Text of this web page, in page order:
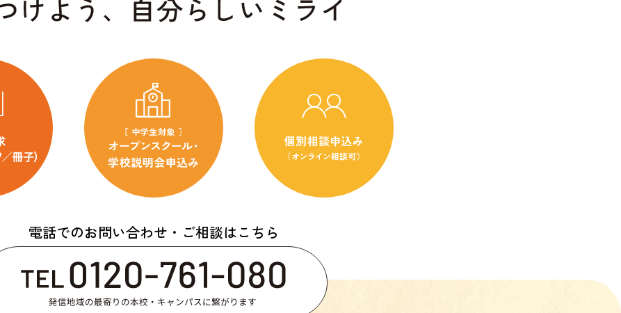
電話でのお問い合わせ・ご相談はこちら